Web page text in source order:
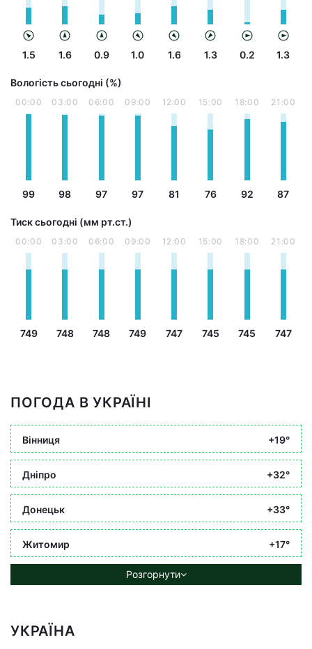
1.5 1.6 0.9 1.0 1.6 1.3 0.2 1.3
Вологість сьогодні (%)
00:00
99
03:00
98
06:00
97
09:00
97
12:00
81
15:00
76
18:00
92
21:00
87
Тиск сьогодні (мм рт.ст.)
00:00
749
03:00
748
06:00
748
09:00
749
12:00
747
15:00
745
18:00
745
21:00
747
ПОГОДА В УКРАЇНІ
Вінниця +19°
Дніпро +32°
Донецьк +33°
Житомир +17°
Розгорнути
УКРАЇНА